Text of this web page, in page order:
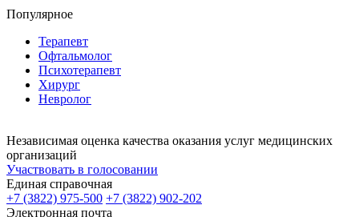
Популярное
Терапевт
Офтальмолог
Психотерапевт
Хирург
Невролог
Независимая оценка качества оказания услуг медицинских
организаций
Участвовать в голосовании
Единая справочная
+7 (3822) 975-500 +7 (3822) 902-202
Электронная почта